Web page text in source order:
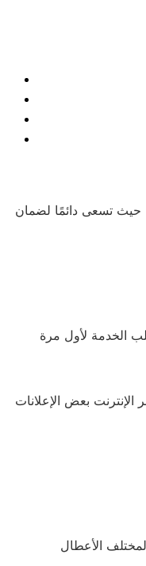
حيث تسعى دائمًا لضمان
بعض الإعلانات